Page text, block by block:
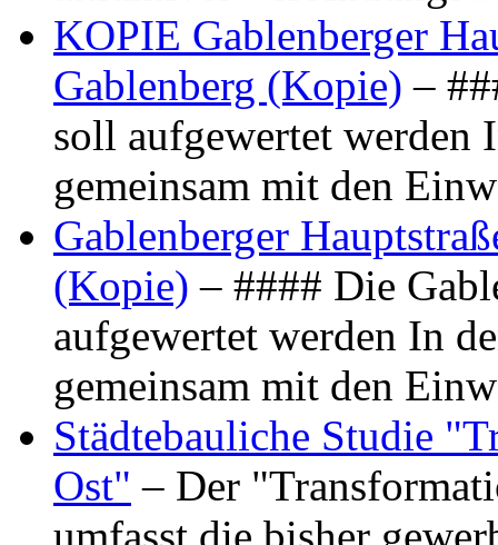
KOPIE Gablenberger
Gablenberg (Kopie) –
soll aufgewertet werden
gemeinsam mit den
Gablenberger
(Kopie) – #### Die
aufgewertet werden In
gemeinsam mit den
Städtebauliche Studie
Ost" – Der
umfasst die bisher